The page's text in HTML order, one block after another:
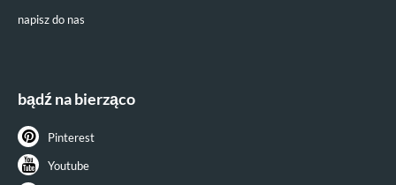
napisz do nas
bądź na bierząco
Pinterest
Youtube